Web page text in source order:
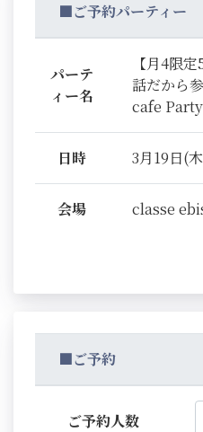
■ご予約パーティー
パーテ
ィー名
【月4限
話だから
cafe
日時 3月19日(
会場 classe
■ご予約
ご予約人数